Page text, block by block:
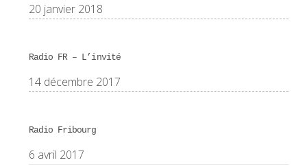
20 janvier 2018
Radio FR – L’invité
14 décembre 2017
Radio Fribourg
6 avril 2017